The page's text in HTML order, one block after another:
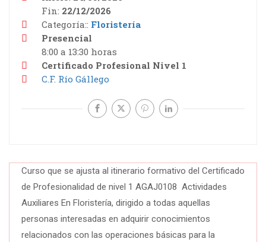
Curso que se ajusta al itinerario formativo del Certificado
de Profesionalidad de nivel 1 AGAJ0108 Actividades
Auxiliares En Floristería, dirigido a todas aquellas
personas interesadas en adquirir conocimientos
relacionados con las operaciones básicas para la
Fin 22/12/2026
Categoría: Floristería
Presencial
8:00 a 13:30 horas
Certificado Profesional Nivel 1
C.F. Río Gállego